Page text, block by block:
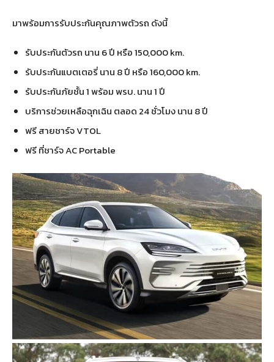
มาพร้อมการรับประกันคุณภาพตัวรถ ดังนี้
รับประกันตัวรถ นาน 6 ปี หรือ 150,000 km.
รับประกันแบตเตอรี่ นาน 8 ปี หรือ 160,000 km.
รับประกันภัยชั้น 1 พร้อม พรบ. นาน 1 ปี
บริการช่วยเหลือฉุกเฉิน ตลอด 24 ชั่วโมง นาน 8 ปี
ฟรี สายชาร์จ VTOL
ฟรี ที่ชาร์จ AC Portable